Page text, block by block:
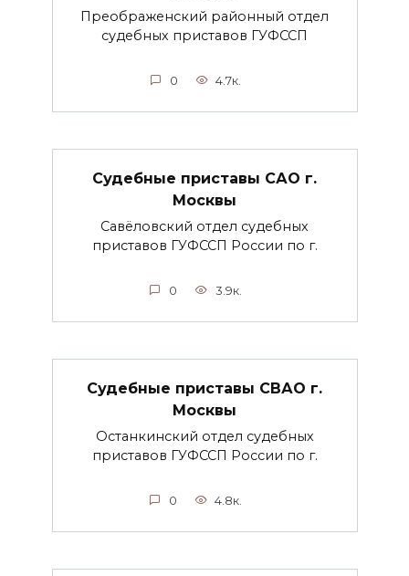
Преображенский районный отдел
судебных приставов ГУФССП
0 4.7к.
Судебные приставы САО г.
Москвы
Савёловский отдел судебных
приставов ГУФССП России по г.
0 3.9к.
Судебные приставы СВАО г.
Москвы
Останкинский отдел судебных
приставов ГУФССП России по г.
0 4.8к.